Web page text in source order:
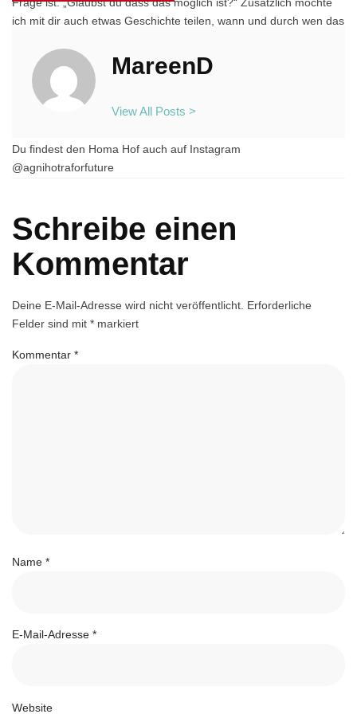
ich mit dir auch etwas Geschichte teilen, wann und durch wen das
dir viel Freude beim Anhören der Folge. Wenn du mir ein
Feedback geben möchtest freue ich mich. Herzlichst Mareen
Für mehr Informationen zum Homa Hof, deren Bücher und
Seminaren zum Agnihotra schau auf ihre Webseite:
Du findest den Homa Hof auch auf Instagram
@agnihotraforfuture
MareenD
View All Posts >
Schreibe einen
Kommentar
Deine E-Mail-Adresse wird nicht veröffentlicht. Erforderliche
Felder sind mit * markiert
Kommentar *
Name *
E-Mail-Adresse *
Website